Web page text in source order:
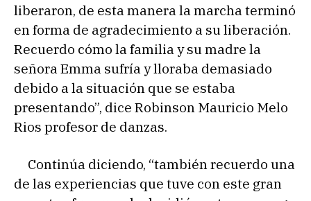
liberaron, de esta manera la marcha terminó
en forma de agradecimiento a su liberación.
Recuerdo cómo la familia y su madre la
señora Emma sufría y lloraba demasiado
debido a la situación que se estaba
presentando”, dice Robinson Mauricio Melo
Rios profesor de danzas.
Continúa diciendo, “también recuerdo una
de las experiencias que tuve con este gran